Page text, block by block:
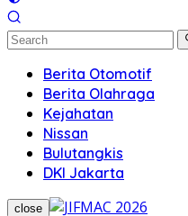
Berita Otomotif
Berita Olahraga
Kejahatan
Nissan
Bulutangkis
DKI Jakarta
close